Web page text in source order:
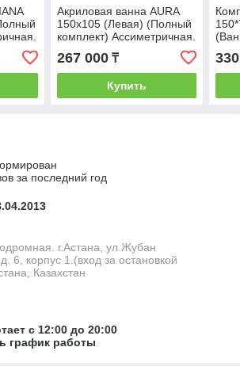
Акриловая ванна AURA
150х105 (Левая) (Полный
комплект) Ассиметричная.
267 000₸
Купить
за последний год
г.Астана, ул.Жубан
6, корпус 1.(вход за остановкой
Казахстан
с 12:00 до 20:00
график работы